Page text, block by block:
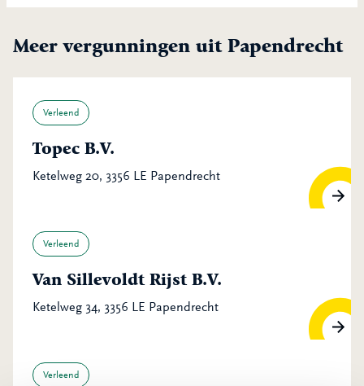
Meer vergunningen uit Papendrecht
Verleend
Topec B.V.
Ketelweg 20, 3356 LE Papendrecht
Verleend
Van Sillevoldt Rijst B.V.
Ketelweg 34, 3356 LE Papendrecht
Verleend